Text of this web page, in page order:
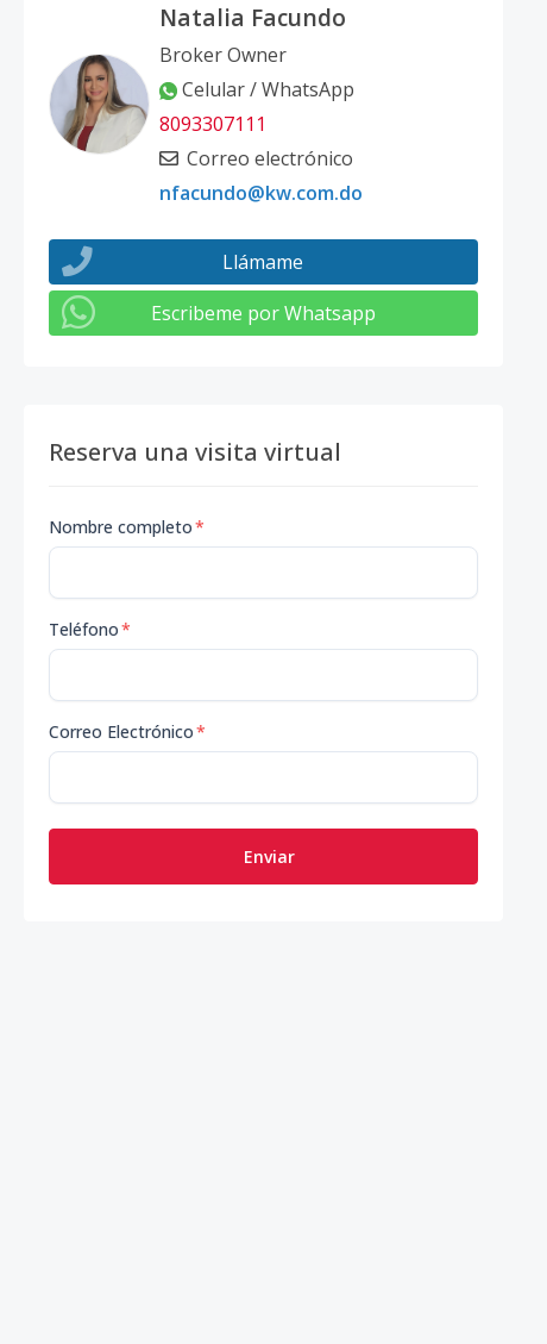
Natalia Facundo
Broker Owner
Celular / WhatsApp
8093307111
Correo electrónico
nfacundo@kw.com.do
Llámame
Escribeme por Whatsapp
Reserva una visita virtual
Nombre completo*
Teléfono*
Correo Electrónico*
Enviar